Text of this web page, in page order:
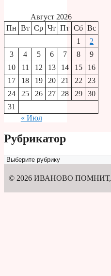
Август 2026
Пн Вт Ср Чт Пт Сб Вс
1
2
3
4 5 6 7 8
9
10
11 12 13 14 15
16
17
18 19 20 21 22
23
24
25 26 27 28 29
30
31
« Июл
Рубрикатор
Рубрикатор
© 2026 ИВАНОВО ПОМНИТ,